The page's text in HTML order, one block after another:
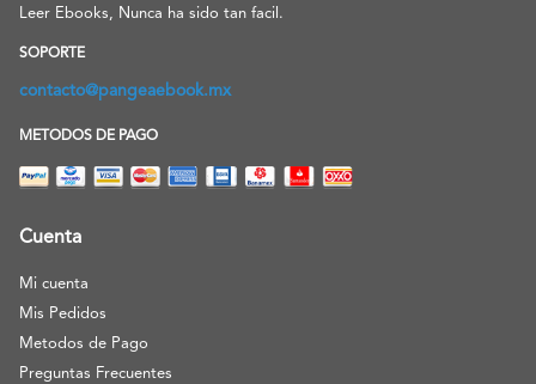
Leer Ebooks, Nunca ha sido tan facil.
SOPORTE
contacto@pangeaebook.mx
METODOS DE PAGO
Cuenta
Mi cuenta
Mis Pedidos
Metodos de Pago
Preguntas Frecuentes